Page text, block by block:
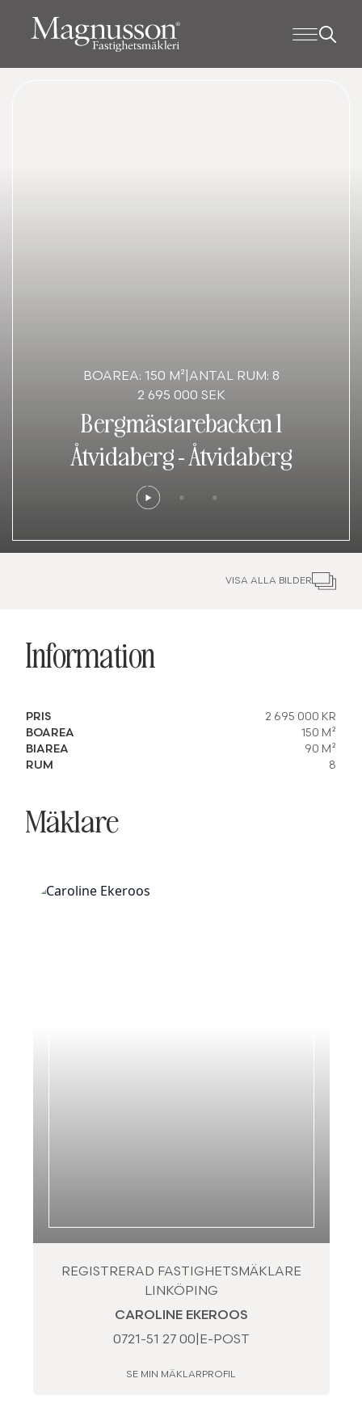
BOAREA: 150 M² ANTAL RUM: 8
2 695 000 SEK
Bergmästarebacken 1
Åtvidaberg-Åtvidaberg
VISA ALLA BILDER
Information
PRIS
2 695 000 KR
BOAREA
150 M²
BIAREA
90 M²
RUM
8
Mäklare
REGISTRERAD FASTIGHETSMÄKLARE
LINKÖPING
CAROLINE EKEROOS
0721-51 27 00 E-POST
SE MIN MÄKLARPROFIL